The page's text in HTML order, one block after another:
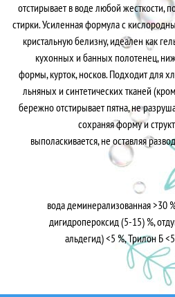
отстирывает в воде любой жесткости,
стирки. Усиленная формула с
кристальную белизну, идеален как
кухонных и банных полотенец,
формы, курток, носков. Подходит для
льняных и синтетических тканей
бережно отстирывает пятна, не
сохраняя форму и
выполаскивается, не оставляя
вода деминерализованная
дигидропероксид (5-15) %,
альдегид) <5 %, Трилон Б